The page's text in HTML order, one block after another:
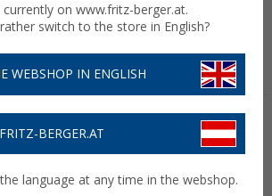
für Taschenlampen, Radios, Thermometer
Jetzt mehr über unsere Kategorie
currently on www.fritz-berger.at.
switch to the store in English?
WEBSHOP IN ENGLISH
BERGER.AT
language at any time in the webshop.